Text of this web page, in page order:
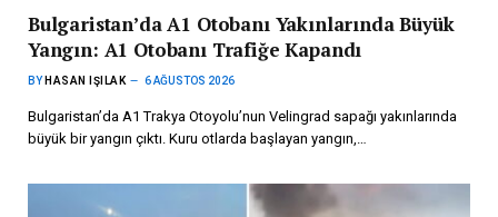
Bulgaristan’da A1 Otobanı Yakınlarında Büyük
Yangın: A1 Otobanı Trafiğe Kapandı
BY HASAN IŞILAK 6 AĞUSTOS 2026
Bulgaristan’da A1 Trakya Otoyolu’nun Velingrad sapağı yakınlarında
büyük bir yangın çıktı. Kuru otlarda başlayan yangın,…